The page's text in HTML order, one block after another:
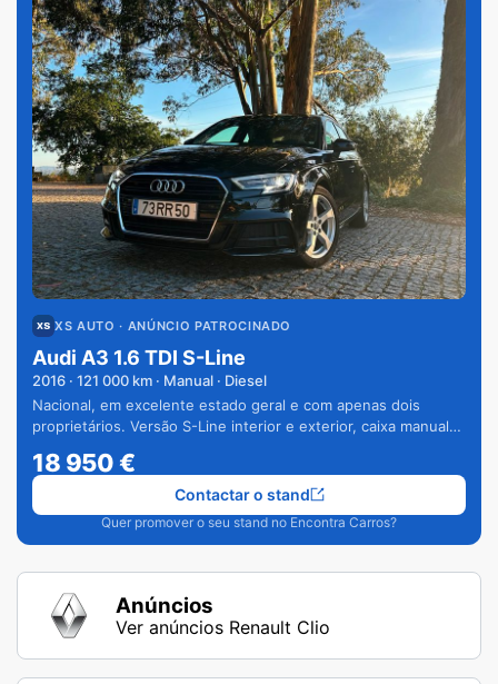
XS AUTO · ANÚNCIO PATROCINADO
Audi A3 1.6 TDI S-Line
2016 · 121 000 km · Manual · Diesel
Nacional, em excelente estado geral e com apenas dois
proprietários. Versão S-Line interior e exterior, caixa manual
18 950€
Quer promover o seu stand no Encontra Carros?
Contactar o stand
Anúncios
Ver anúncios Renault Clio